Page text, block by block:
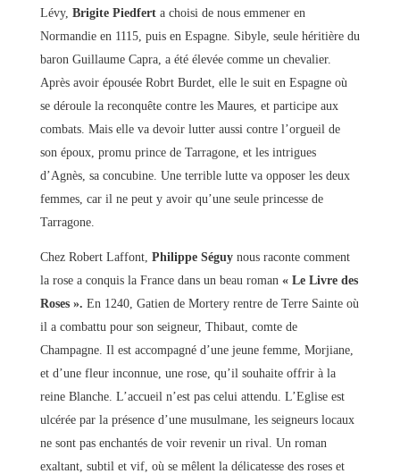
Lévy, Brigite Piedferta choisi de nous emmener en
Normandie en 1115, puis en Espagne. Sibyle, seule héritière du
baron Guillaume Capra, a été élevée comme un chevalier.
Après avoir épousée Robrt Burdet, elle le suit en Espagne où
se déroule la reconquête contre les Maures, et participe aux
combats. Mais elle va devoir lutter aussi contre l’orgueil de
son époux, promu prince de Tarragone, et les intrigues
d’Agnès, sa concubine. Une terrible lutte va opposer les deux
femmes, car il ne peut y avoir qu’une seule princesse de
Tarragone.
Chez Robert Laffont, Philippe Séguy nous raconte comment
la rose a conquis la France dans un beau roman « Le Livre des
Roses ». En 1240, Gatien de Mortery rentre de Terre Sainte où
il a combattu pour son seigneur, Thibaut, comte de
Champagne. Il est accompagné d’une jeune femme, Morjiane,
et d’une fleur inconnue, une rose, qu’il souhaite offrir à la
reine Blanche. L’accueil n’est pas celui attendu. L’Eglise est
ulcérée par la présence d’une musulmane, les seigneurs locaux
ne sont pas enchantés de voir revenir un rival. Un roman
exaltant, subtil et vif, où se mêlent la délicatesse des roses et